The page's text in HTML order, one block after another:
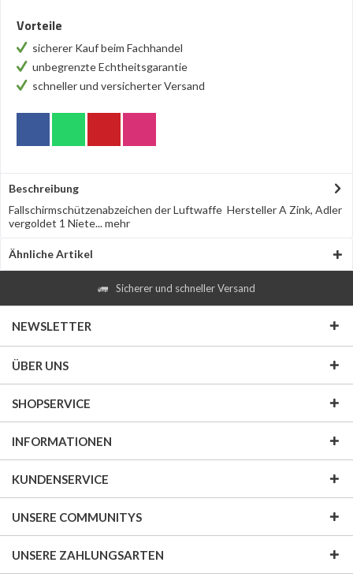
Vorteile
sicherer Kauf beim Fachhandel
unbegrenzte Echtheitsgarantie
schneller und versicherter Versand
Beschreibung
Fallschirmschützenabzeichen der Luftwaffe Hersteller A Zink, Adler
vergoldet 1 Niete...mehr
Ähnliche Artikel
Sicherer und schneller Versand
NEWSLETTER
ÜBER UNS
SHOPSERVICE
INFORMATIONEN
KUNDENSERVICE
UNSERE COMMUNITYS
UNSERE ZAHLUNGSARTEN